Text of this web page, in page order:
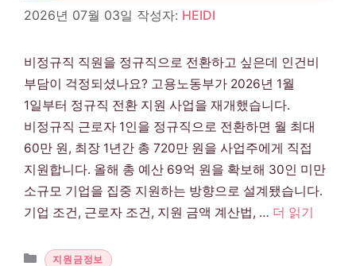
2026년 07월 03일 작성자: HEIDI
비정규직 직원을 정규직으로 전환하고 싶은데 인건비
부담이 걱정되셨나요? 고용노동부가 2026년 1월
1일부터 정규직 전환 지원 사업을 재개했습니다.
비정규직 근로자 1인을 정규직으로 전환하면 월 최대
60만 원, 최장 1년간 총 720만 원을 사업주에게 직접
지원합니다. 올해 총 예산 69억 원을 확보해 30인 미만
소규모 기업을 집중 지원하는 방향으로 설계됐습니다.
기업 조건, 근로자 조건, 지원 금액 계산법, … 더 읽기
카테고리
지원금정보